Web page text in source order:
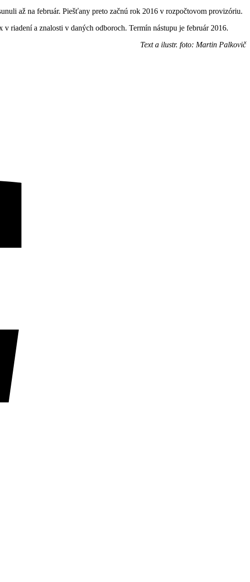
až na február. Piešťany preto začnú rok 2016 v rozpočtovom provizóriu.
riadení a znalosti v daných odboroch. Termín nástupu je február 2016.
Text a ilustr. foto: Martin Palkovič